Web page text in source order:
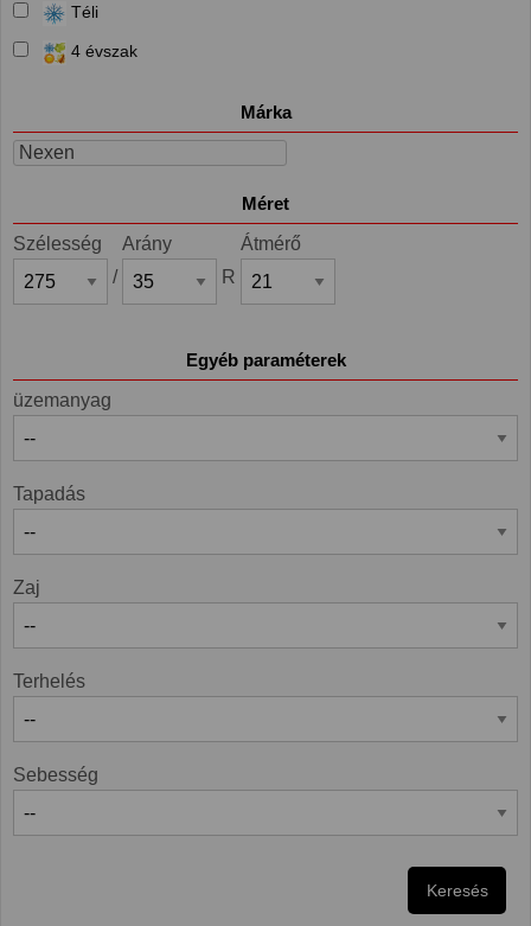
Téli
4 évszak
Márka
Nexen
Méret
Szélesség
/
Arány
R
Átmérő
Egyéb paraméterek
üzemanyag
Tapadás
Zaj
Terhelés
Sebesség
Keresés